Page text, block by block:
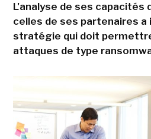
L'analyse de ses capacités
celles de ses partenaires a
stratégie qui doit
attaques de type